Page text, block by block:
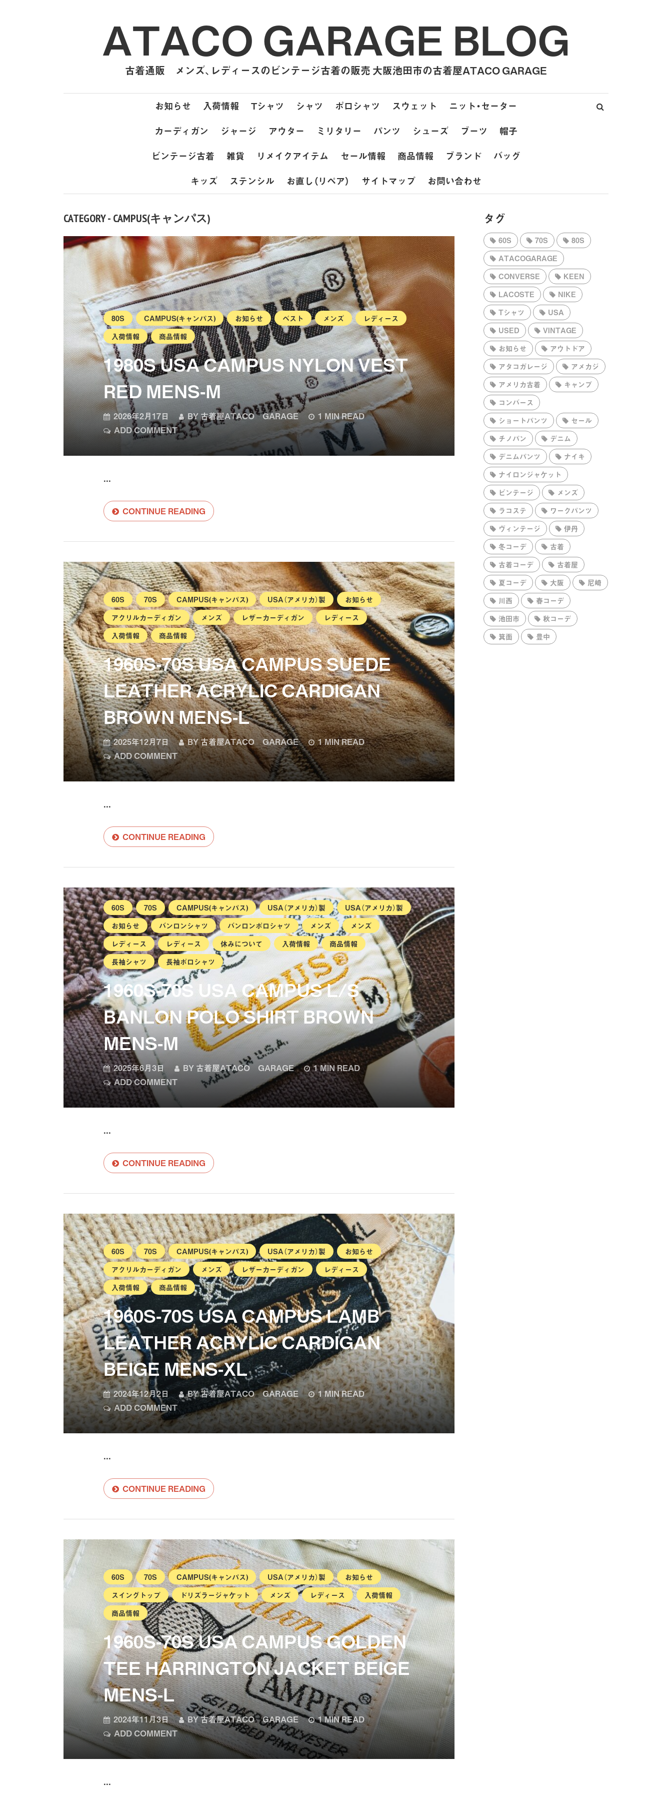
ATACO GARAGE BLOG
古着通販 メンズ、レディースのビンテージ古着の販売 大阪池田市の古着屋ATACO GARAGE
お知らせ 入荷情報 Tシャツ シャツ ポロシャツ スウェット
ニット・セーター
カーディガン
ジャージ アウター ミリタリー パンツ シューズ ブーツ
帽子
ビンテージ古着
雑貨 リメイクアイテム セール情報 商品情報 ブランド
バッグ
キッズ
ステンシル お直し（リペア） サイトマップ お問い合わせ
CATEGORY - CAMPUS(キャンパス)
80S CAMPUS(キャンパス) お知らせ ベスト メンズ
レディース
入荷情報
商品情報
1980S USA CAMPUS NYLON VEST
RED MENS-M
2026年2月17日 BY 古着屋ATACO GARAGE
1 MIN READ
ADD COMMENT
...
CONTINUE READING
60S 70S CAMPUS(キャンパス) USA（アメリカ）製
お知らせ
アクリルカーディガン
メンズ レザーカーディガン
レディース
入荷情報
商品情報
1960S-70S USA CAMPUS SUEDE
LEATHER ACRYLIC CARDIGAN
BROWN MENS-L
2025年12月7日 BY古着屋ATACO GARAGE
1 MIN READ
ADD COMMENT
...
CONTINUE READING
60S 70S CAMPUS(キャンパス) USA（アメリカ）製
USA（アメリカ）製
お知らせ
バンロンシャツ バンロンポロシャツ メンズ
メンズ
レディース
レディース 休みについて 入荷情報
商品情報
長袖シャツ
長袖ポロシャツ
1960S-70S USA CAMPUS L/S
BANLON POLO SHIRT BROWN
MENS-M
2025年6月3日 BY 古着屋ATACO GARAGE
1 MIN READ
ADD COMMENT
...
CONTINUE READING
60S 70S CAMPUS(キャンパス) USA（アメリカ）製
お知らせ
アクリルカーディガン
メンズ レザーカーディガン
レディース
入荷情報
商品情報
1960S-70S USA CAMPUS LAMB
LEATHER ACRYLIC CARDIGAN
BEIGE MENS-XL
2024年12月2日 BY古着屋ATACO GARAGE
1 MIN READ
ADD COMMENT
...
CONTINUE READING
60S 70S CAMPUS(キャンパス) USA（アメリカ）製
お知らせ
スイングトップ
ドリズラージャケット メンズ レディース
入荷情報
商品情報
1960S-70S USA CAMPUS GOLDEN
TEE HARRINGTON JACKET BEIGE
MENS-L
2024年11月3日 BY古着屋ATACO GARAGE
1 MIN READ
ADD COMMENT
...
タグ
60S 70S
80S
ATACOGARAGE
CONVERSE
KEEN
LACOSTE
NIKE
Tシャツ
USA
USED
VINTAGE
お知らせ
アウトドア
アタコガレージ
アメカジ
アメリカ古着
キャンプ
コンバース
ショートパンツ
セール
チノパン
デニム
デニムパンツ
ナイキ
ナイロンジャケット
ビンテージ
メンズ
ラコステ
ワークパンツ
ヴィンテージ
伊丹
冬コーデ
古着
古着コーデ
古着屋
夏コーデ
大阪
尼崎
川西
春コーデ
池田市
秋コーデ
箕面
豊中